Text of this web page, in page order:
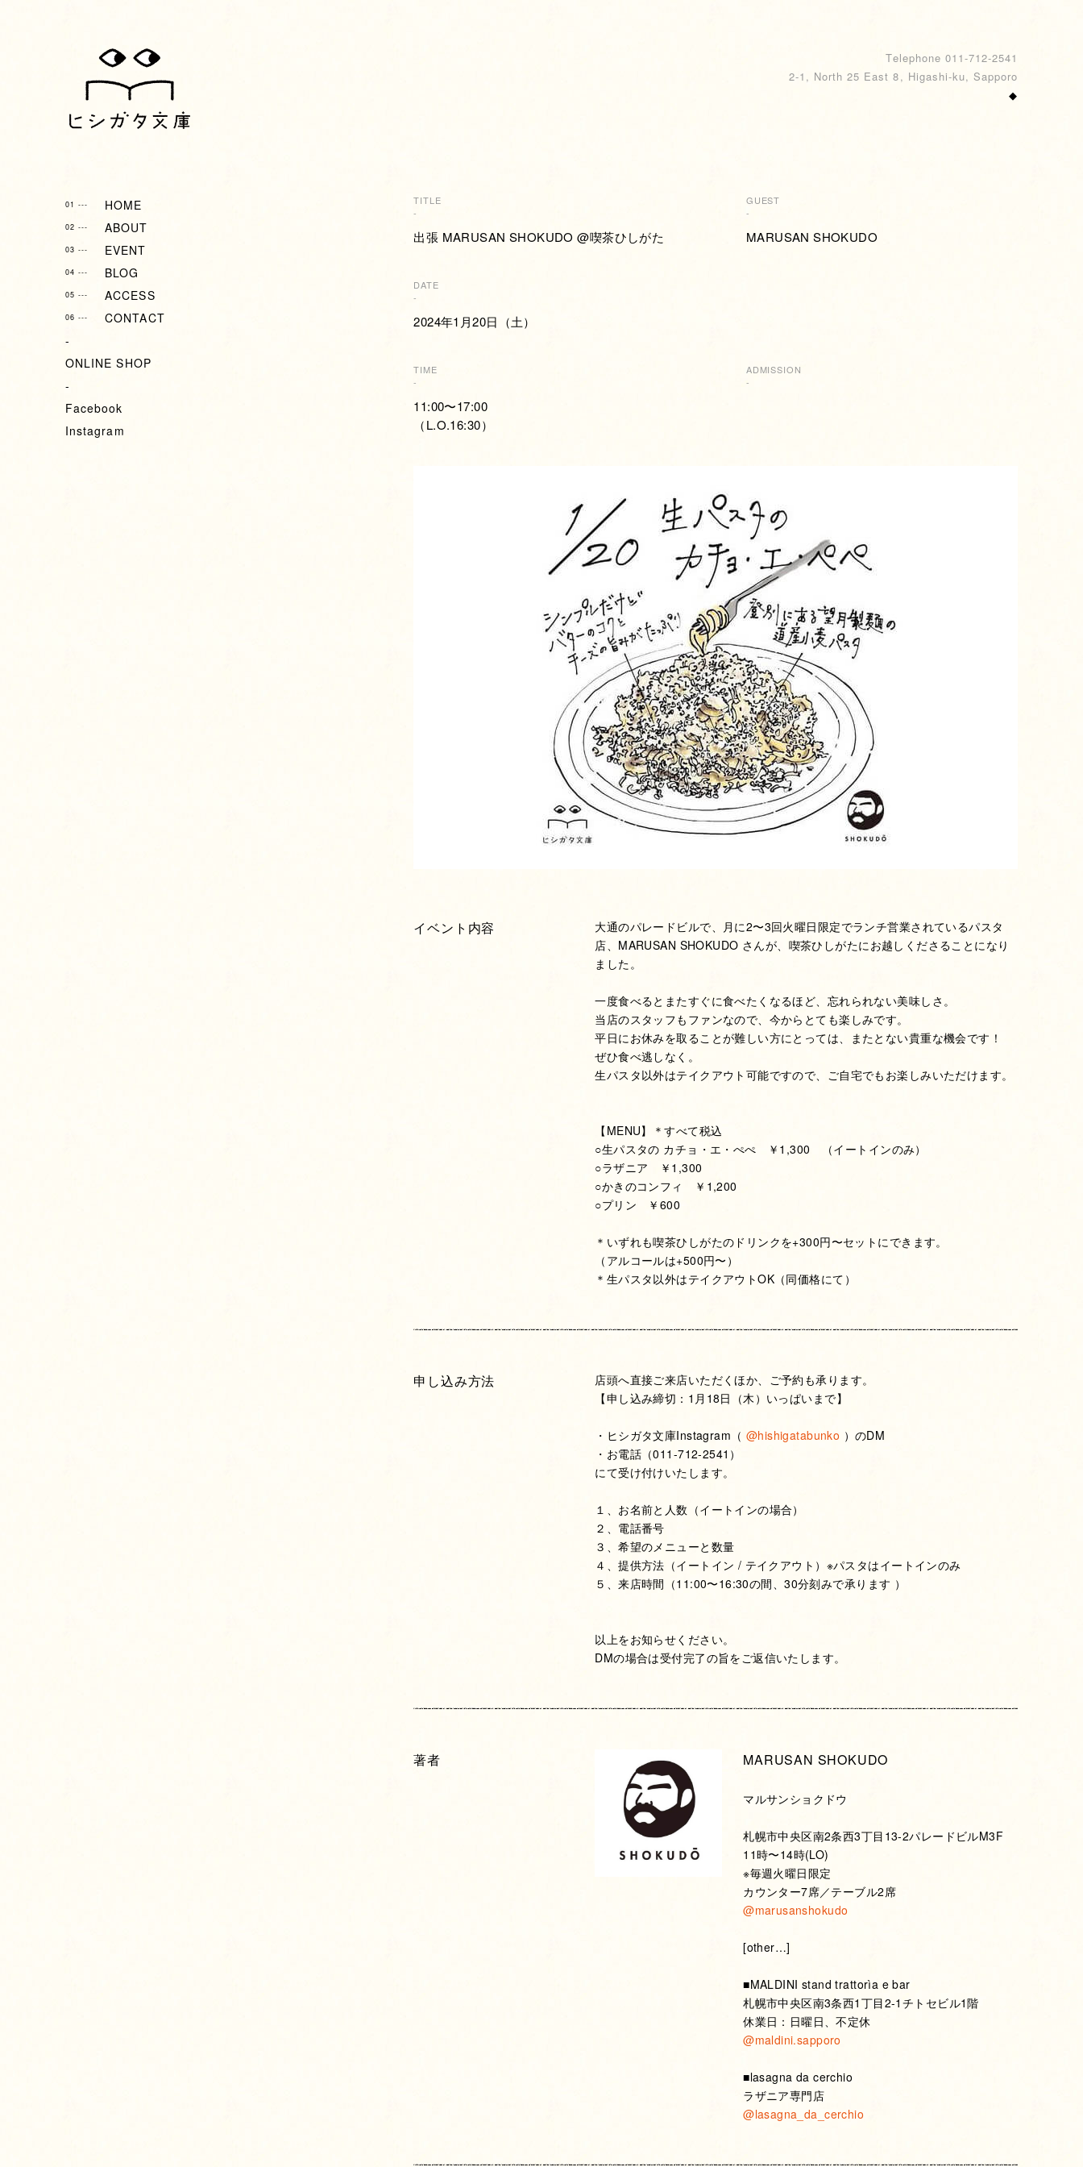
01 --- HOME
02 --- ABOUT
03 --- EVENT
04 --- BLOG
05 --- ACCESS
06 --- CONTACT
-
ONLINE SHOP
-
Facebook
Instagram
Telephone 011-712-2541
2-1, North 25 East 8, Higashi-ku, Sapporo
◆
TITLE
-
出張 MARUSAN SHOKUDO @喫茶ひしがた
GUEST
-
MARUSAN SHOKUDO
DATE
-
2024年1月20日（土）
TIME
-
11:00〜17:00
（L.O.16:30）
ADMISSION
-
イベント内容
大通のパレードビルで、月に2〜3回火曜日限定でランチ営業されているパスタ
店、MARUSAN SHOKUDO さんが、喫茶ひしがたにお越しくださることになり
ました。
一度食べるとまたすぐに食べたくなるほど、忘れられない美味しさ。
当店のスタッフもファンなので、今からとても楽しみです。
平日にお休みを取ることが難しい方にとっては、またとない貴重な機会です！
ぜひ食べ逃しなく。
生パスタ以外はテイクアウト可能ですので、ご自宅でもお楽しみいただけます。
【MENU】＊すべて税込
○生パスタの カチョ・エ・ぺぺ ￥1,300 （イートインのみ）
○ラザニア ￥1,300
○かきのコンフィ ￥1,200
○プリン ￥600
＊いずれも喫茶ひしがたのドリンクを+300円〜セットにできます。
（アルコールは+500円〜）
＊生パスタ以外はテイクアウトOK（同価格にて）
申し込み方法
店頭へ直接ご来店いただくほか、ご予約も承ります。
【申し込み締切：1月18日（木）いっぱいまで】
・ヒシガタ文庫Instagram（ @hishigatabunko ）のDM
・お電話（011-712-2541）
にて受け付けいたします。
１、お名前と人数（イートインの場合）
２、電話番号
３、希望のメニューと数量
４、提供方法（イートイン / テイクアウト）※パスタはイートインのみ
５、来店時間（11:00〜16:30の間、30分刻みで承ります ）
以上をお知らせください。
DMの場合は受付完了の旨をご返信いたします。
著者 MARUSAN SHOKUDO
マルサンショクドウ
札幌市中央区南2条西3丁目13-2パレードビルM3F
11時〜14時(LO)
※毎週火曜日限定
カウンター7席／テーブル2席
@marusanshokudo
[other…]
■MALDINI stand trattorìa e bar
札幌市中央区南3条西1丁目2-1チトセビル1階
休業日：日曜日、不定休
@maldini.sapporo
■lasagna da cerchio
ラザニア専門店
@lasagna_da_cerchio